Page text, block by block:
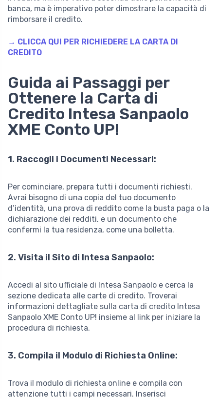
banca, ma è imperativo poter dimostrare la capacità di
rimborsare il credito.
→ CLICCA QUI PER RICHIEDERE LA CARTA DI
CREDITO
Guida ai Passaggi per
Ottenere la Carta di
Credito Intesa Sanpaolo
XME Conto UP!
1. Raccogli i Documenti Necessari:
Per cominciare, prepara tutti i documenti richiesti.
Avrai bisogno di una copia del tuo documento
d’identità, una prova di reddito come la busta paga o la
dichiarazione dei redditi, e un documento che
confermi la tua residenza, come una bolletta.
2. Visita il Sito di Intesa Sanpaolo:
Accedi al sito ufficiale di Intesa Sanpaolo e cerca la
sezione dedicata alle carte di credito. Troverai
informazioni dettagliate sulla carta di credito Intesa
Sanpaolo XME Conto UP! insieme al link per iniziare la
procedura di richiesta.
3. Compila il Modulo di Richiesta Online:
Trova il modulo di richiesta online e compila con
attenzione tutti i campi necessari. Inserisci